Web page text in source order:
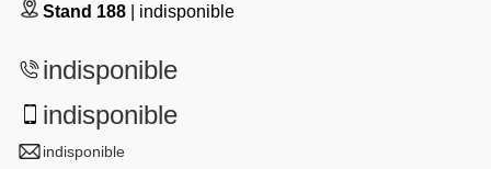
Stand 188 | indisponible
indisponible
indisponible
indisponible